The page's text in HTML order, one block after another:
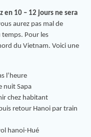
en 10 – 12 jours ne sera
aurez pas mal de
Pour les
du Vietnam. Voici une
l’heure
nuit Sapa
chez habitant
retour Hanoi par train
hanoi-Hué